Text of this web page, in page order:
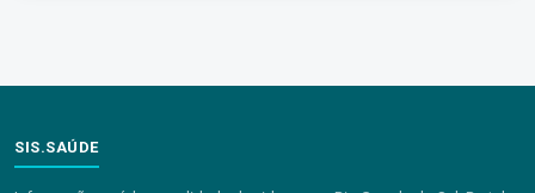
SIS.SAÚDE